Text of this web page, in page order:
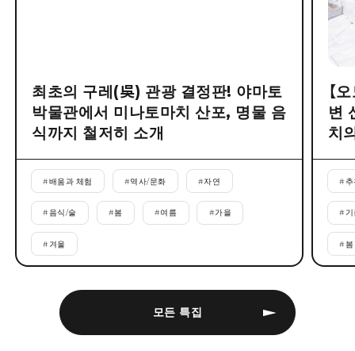
모든 특집
최초의 구레(吳) 관광 결정판! 야마토
박물관에서 미나토마치 산포, 명물 음
식까지 철저히 소개
#배움과 체험 #역사/문화 #자연
#음식/술 #봄 #여름 #가을
# 겨울
【
변
치
#
#
#봄